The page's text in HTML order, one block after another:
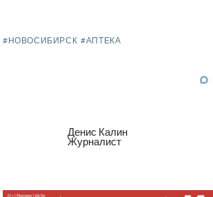
#НОВОСИБИРСК #АПТЕКА
Денис Калин
Журналист